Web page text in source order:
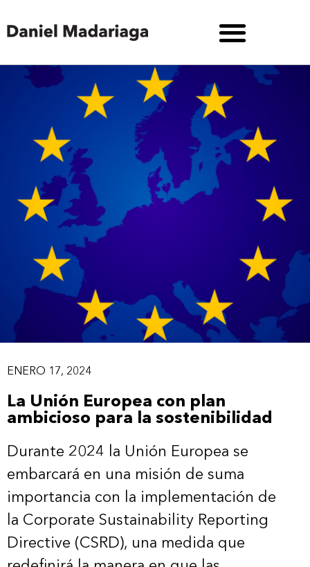
ENERO 17, 2024
La Unión Europea con plan
ambicioso para la sostenibilidad
Durante 2024 la Unión Europea se
embarcará en una misión de suma
importancia con la implementación de
la Corporate Sustainability Reporting
Directive (CSRD), una medida que